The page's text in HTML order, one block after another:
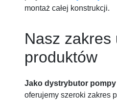
montaż całej konstrukcji.
Nasz zakres
produktów
Jako dystrybutor pompy
oferujemy szeroki zakres